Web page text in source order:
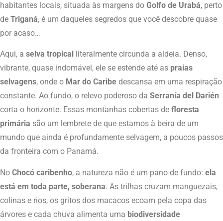
habitantes locais, situada às margens do Golfo de Urabá, perto
de Triganá, é um daqueles segredos que você descobre quase
por acaso…
Aqui, a selva tropical
literalmente circunda a aldeia. Denso,
vibrante, quase indomável, ele se estende até as praias
selvagens, onde o Mar do Caribe descansa em uma respiração
constante. Ao fundo, o relevo poderoso da Serranía del Darién
corta o horizonte. Essas montanhas cobertas de floresta
primária são um lembrete de que estamos à beira de um
mundo que ainda é profundamente selvagem, a poucos passos
da fronteira com o Panamá.
No Chocó caribenho, a natureza não é um pano de fundo: ela
está em toda parte, soberana. As trilhas cruzam manguezais,
colinas e rios, os gritos dos macacos ecoam pela copa das
árvores e cada chuva alimenta uma biodiversidade